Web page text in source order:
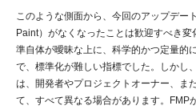
このような側面から、今回のアップデー
Paint）がなくなったことは歓迎すべき
準自体が曖昧な上に、科学的かつ定量的
で、標準化が難しい指標でした。しかし
は、開発者やプロジェクトオーナー、ま
て、すべて異なる場合があります。FMP